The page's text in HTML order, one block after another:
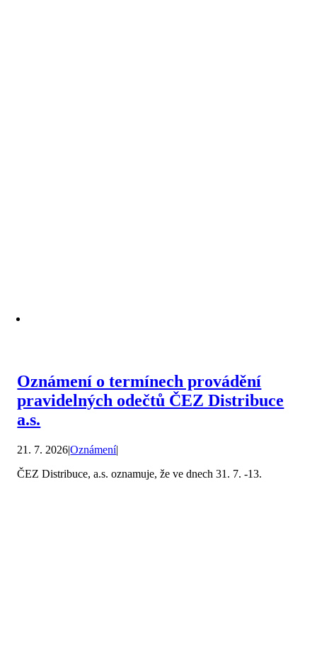
Oznámení o termínech provádění
pravidelných odečtů ČEZ Distribuce
a.s.
21. 7. 2026|Oznámení|
ČEZ Distribuce, a.s. oznamuje, že ve dnech 31. 7. -13.